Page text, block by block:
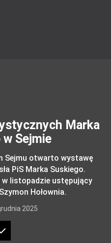
Marka
Sejmie
Sejmu otwarto wystawę
PiS Marka Suskiego.
w listopadzie ustępujący
Hołownia.
2025